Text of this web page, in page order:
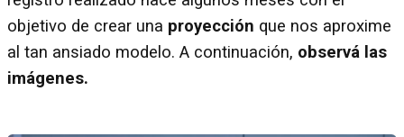
objetivo de crear una proyección que nos aproxime
al tan ansiado modelo. A continuación, observá las
imágenes.